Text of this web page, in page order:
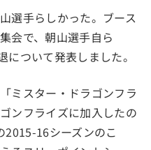
選手らしかった。ブース
会で、朝山選手自ら
ついて発表しました。
ミスター・ドラゴンフラ
ンフライズに加入したの
2015-16シーズンのこ